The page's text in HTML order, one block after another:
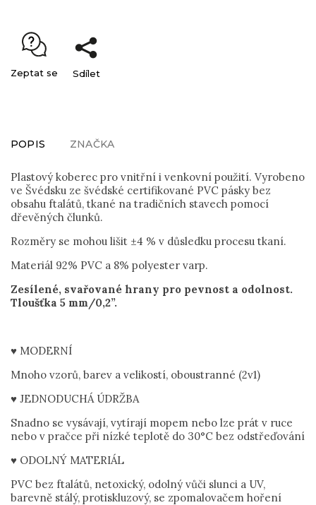
Zeptat se Sdílet
POPIS ZNAČKA
Plastový koberec pro vnitřní i venkovní použití. Vyrobeno
ve Švédsku ze švédské certifikované PVC pásky bez
obsahu ftalátů, tkané na tradičních stavech pomocí
dřevěných člunků.
Rozměry se mohou lišit ±4 % v důsledku procesu tkaní.
Materiál 92% PVC a 8% polyester varp.
Zesílené, svařované hrany pro pevnost a odolnost.
Tloušťka 5 mm/0,2”.
♥ MODERNÍ
Mnoho vzorů, barev a velikostí, oboustranné (2v1)
♥ JEDNODUCHÁ ÚDRŽBA
Snadno se vysávají, vytírají mopem nebo lze prát v ruce
nebo v pračce při nízké teplotě do 30°C bez odstřeďování
♥ ODOLNÝ MATERIÁL
PVC bez ftalátů, netoxický, odolný vůči slunci a UV,
barevně stálý, protiskluzový, se zpomalovačem hoření